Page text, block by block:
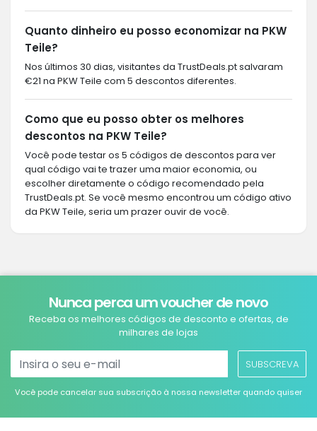
Quanto dinheiro eu posso economizar na PKW
Teile?
Nos últimos 30 dias, visitantes da TrustDeals.pt salvaram
€21 na PKW Teile com 5 descontos diferentes.
Como que eu posso obter os melhores
descontos na PKW Teile?
Você pode testar os 5 códigos de descontos para ver
qual código vai te trazer uma maior economia, ou
escolher diretamente o código recomendado pela
TrustDeals.pt. Se você mesmo encontrou um código ativo
da PKW Teile, seria um prazer ouvir de você.
Nunca perca um voucher de novo
Receba os melhores códigos de desconto e ofertas, de
milhares de lojas
SUBSCREVA
Você pode cancelar sua subscrição à nossa newsletter quando quiser